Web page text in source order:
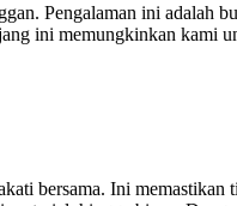
Pengalaman ini adalah
ini memungkinkan kami
bersama. Ini memastikan